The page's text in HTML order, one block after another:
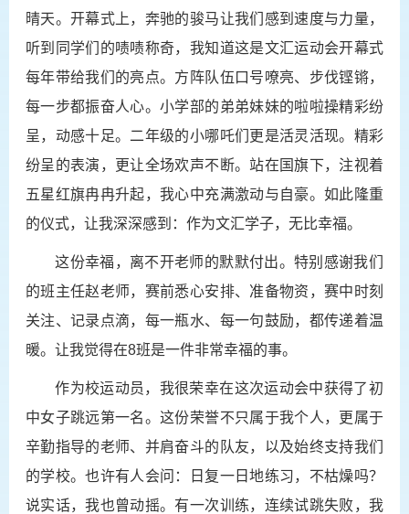
晴天。开幕式上，奔驰的骏马让我们感到速度与力量，
听到同学们的啧啧称奇，我知道这是文汇运动会开幕式
每年带给我们的亮点。方阵队伍口号嘹亮、步伐铿锵，
每一步都振奋人心。小学部的弟弟妹妹的啦啦操精彩纷
呈，动感十足。二年级的小哪吒们更是活灵活现。精彩
纷呈的表演，更让全场欢声不断。站在国旗下，注视着
五星红旗冉冉升起，我心中充满激动与自豪。如此隆重
的仪式，让我深深感到：作为文汇学子，无比幸福。
这份幸福，离不开老师的默默付出。特别感谢我们
的班主任赵老师，赛前悉心安排、准备物资，赛中时刻
关注、记录点滴，每一瓶水、每一句鼓励，都传递着温
暖。让我觉得在8班是一件非常幸福的事。
作为校运动员，我很荣幸在这次运动会中获得了初
中女子跳远第一名。这份荣誉不只属于我个人，更属于
辛勤指导的老师、并肩奋斗的队友，以及始终支持我们
的学校。也许有人会问：日复一日地练习，不枯燥吗？
说实话，我也曾动摇。有一次训练，连续试跳失败，我